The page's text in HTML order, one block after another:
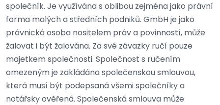
společník. Je využívána s oblibou zejména jako právní
forma malých a středních podniků. GmbH je jako
právnická osoba nositelem práv a povinností, může
žalovat i být žalována. Za své závazky ručí pouze
majetkem společnosti. Společnost s ručením
omezeným je zakládána společenskou smlouvou,
která musí být podepsaná všemi společníky a
notářsky ověřená. Společenská smlouva může